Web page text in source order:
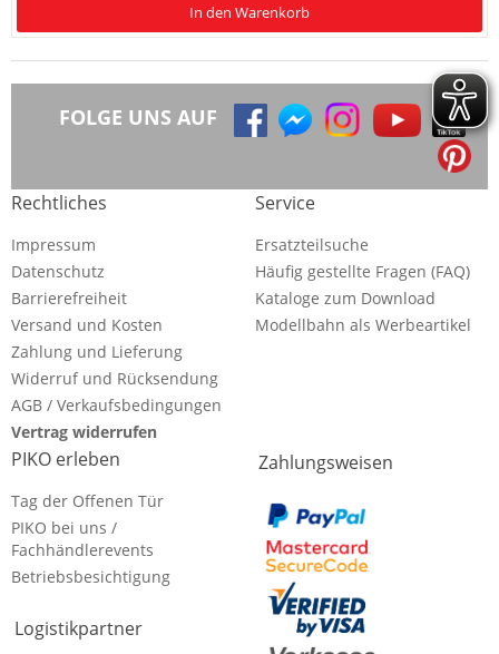
In den Warenkorb
FOLGE UNS AUF
Rechtliches
Impressum
Datenschutz
Barrierefreiheit
Versand und Kosten
Zahlung und Lieferung
Widerruf und Rücksendung
AGB / Verkaufsbedingungen
Vertrag widerrufen
Service
Ersatzteilsuche
Häufig gestellte Fragen (FAQ)
Kataloge zum Download
Modellbahn als Werbeartikel
PIKO erleben
Tag der Offenen Tür
PIKO bei uns /
Fachhändlerevents
Betriebsbesichtigung
Logistikpartner
Zahlungsweisen